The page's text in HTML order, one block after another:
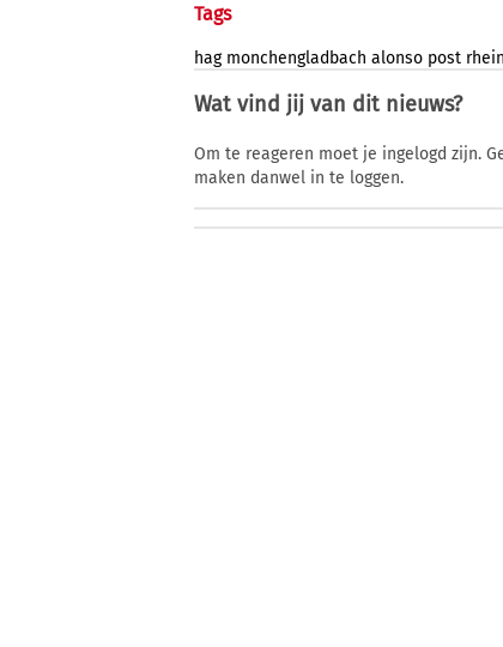
Tags
hag monchengladbach alonso post
Wat vind jij van dit nieuws?
Om te reageren moet je ingelogd zijn.
maken danwel in te loggen.